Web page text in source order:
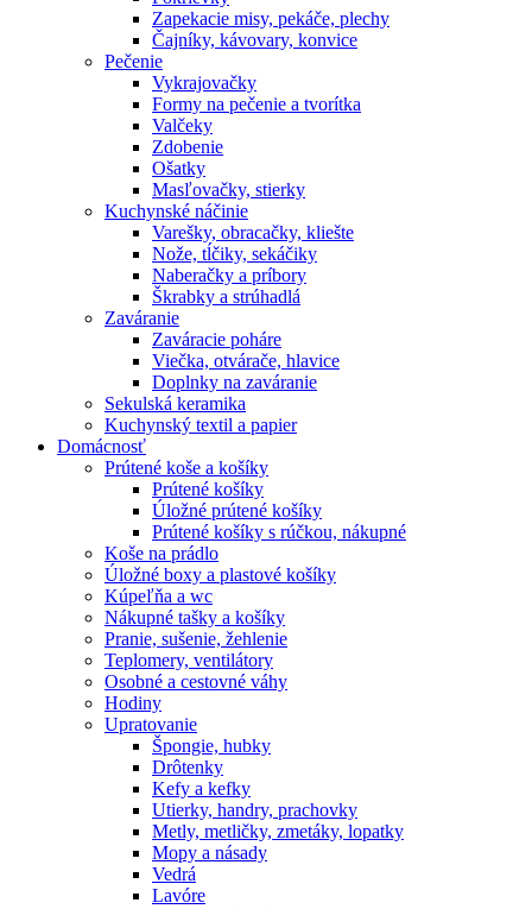
Zapekacie misy, pekáče, plechy
Čajníky, kávovary, konvice
Pečenie
Vykrajovačky
Formy na pečenie a tvorítka
Valčeky
Zdobenie
Ošatky
Masľovačky, stierky
Kuchynské náčinie
Varešky, obracačky, kliešte
Nože, tĺčiky, sekáčiky
Naberačky a príbory
Škrabky a strúhadlá
Zaváranie
Zaváracie poháre
Viečka, otvárače, hlavice
Doplnky na zaváranie
Sekulská keramika
Kuchynský textil a papier
Domácnosť
Prútené koše a košíky
Prútené košíky
Úložné prútené košíky
Prútené košíky s rúčkou, nákupné
Koše na prádlo
Úložné boxy a plastové košíky
Kúpeľňa a wc
Nákupné tašky a košíky
Pranie, sušenie, žehlenie
Teplomery, ventilátory
Osobné a cestovné váhy
Hodiny
Upratovanie
Špongie, hubky
Drôtenky
Kefy a kefky
Utierky, handry, prachovky
Metly, metličky, zmetáky, lopatky
Mopy a násady
Vedrá
Lavóre